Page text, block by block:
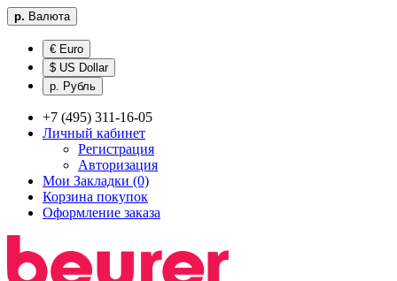
р. Валюта
€ Euro
$ US Dollar
р. Рубль
+7 (495) 311-16-05
Личный кабинет
Регистрация
Авторизация
Мои Закладки (0)
Корзина покупок
Оформление заказа